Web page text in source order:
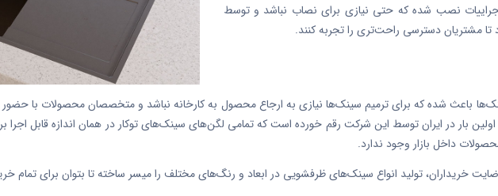
نصب شده که حتی نیازی برای نصاب نباشد و توسط
تا مشتریان دسترسی راحت‌تری را تجربه کنند.
باعث شده که برای ترمیم سینک‌ها نیازی به ارجاع محصول به کارخانه نباشد و متخصصان محصولات با
اولین بار در ایران توسط این شرکت رقم خورده است که تمامی لگن‌های سینک‌های توکار در همان اندازه قابل
داخل بازار وجود ندارد.
خریداران، تولید انواع سینک‌های ظرفشویی در ابعاد و رنگ‌های مختلف را میسر ساخته تا بتوان برای تمام